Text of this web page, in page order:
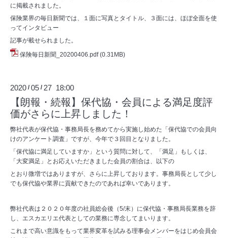
に掲載されました。
保険業界の毎日新聞では、１面に写真とタイトル、３面には、ほぼ全面を使
ってインタビュー
記事が載せられました。
保険毎日新聞_20200406.pdf (0.31MB)
2020 /05 / 27 18:00
【朗報・続報】保代協・会員による満足度評
価がさらに上昇しました！
弊社代表が保代協・事務局長を務めてから実施し始めた「保代協での会員向
けのアンケート調査」ですが、今年で３回目となりました。
「保代協に満足していますか」という質問に対して、「満足」もしくは、
「大変満足」とお応えいただきました会員の割合は、以下の
とおり微増ではありますが、さらに上昇しております。事務局長として少し
でも保代協や業界に貢献できたのであれば幸いであります。
弊社代表は２０２０年度の社員総会後（5/末）に保代協・事務局長業務を辞
し、エスカエリエ代表としての業務に専念してまいります。
これまで高い意識をもって業界変革を試みる理事会メンバーをはじめ会員会